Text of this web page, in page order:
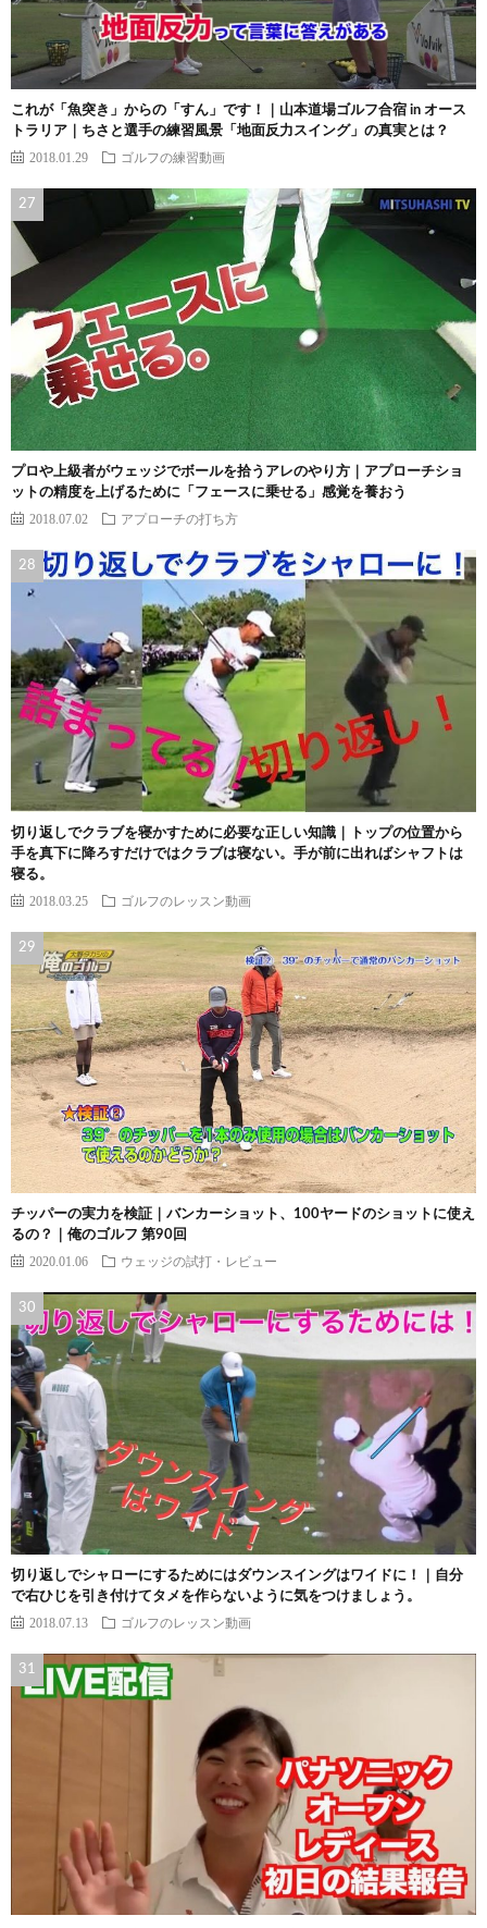
これが「魚突き」からの「すん」です！｜山本道場ゴルフ合宿 in オース
トラリア｜ちさと選手の練習風景「地面反力スイング」の真実とは？
2018.01.29 ゴルフの練習動画
プロや上級者がウェッジでボールを拾うアレのやり方｜アプローチショ
ットの精度を上げるために「フェースに乗せる」感覚を養おう
2018.07.02 アプローチの打ち方
切り返しでクラブを寝かすために必要な正しい知識｜トップの位置から
手を真下に降ろすだけではクラブは寝ない。手が前に出ればシャフトは
寝る。
2018.03.25 ゴルフのレッスン動画
チッパーの実力を検証｜バンカーショット、100ヤードのショットに使え
るの？｜俺のゴルフ 第90回
2020.01.06 ウェッジの試打・レビュー
切り返しでシャローにするためにはダウンスイングはワイドに！｜自分
で右ひじを引き付けてタメを作らないように気をつけましょう。
2018.07.13 ゴルフのレッスン動画